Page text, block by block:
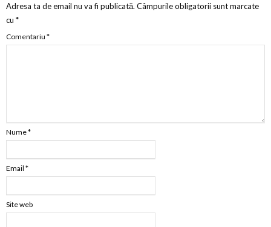
Adresa ta de email nu va fi publicată. Câmpurile obligatorii sunt marcate
cu *
Comentariu *
Nume*
Email *
Site web